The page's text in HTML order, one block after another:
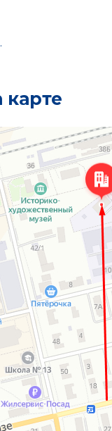
карте